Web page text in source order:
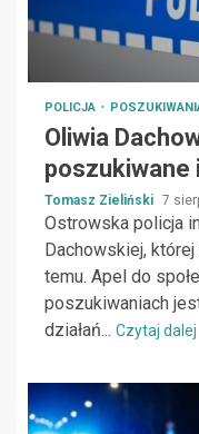
POLICJA
Oliwia
poszukiwane
Tomasz Zieliński 7
Ostrowska policja
Dachowskiej,
temu. Apel do
poszukiwaniach
działań... Czytaj dalej